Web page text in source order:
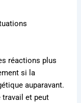
réactions plus
si la
auparavant.
travail et peut